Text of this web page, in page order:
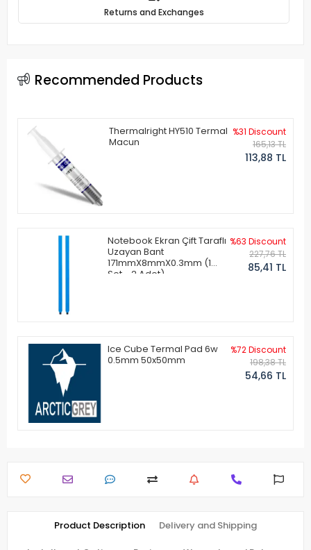
Returns and Exchanges
Recommended Products
Thermalright HY510 Termal
Macun
%31 Discount
165,13 TL
113,88 TL
Notebook Ekran Çift Taraflı
Uzayan Bant
171mmX8mmX0.3mm (1
Set - 2 Adet)
%63 Discount
227,76 TL
85,41 TL
Ice Cube Termal Pad 6w
0.5mm 50x50mm
%72 Discount
198,38 TL
54,66 TL
Product Description Delivery and Shipping